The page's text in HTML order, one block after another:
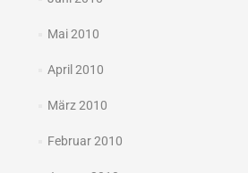
Mai 2010
April 2010
März 2010
Februar 2010